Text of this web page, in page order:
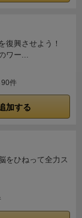
つに変換する、
ごく一部。 ただ、
っていて、温室
ゃがもう！って
が、負けだして
、ちょっとつらい
こともあり、負
トラックを進め
わずにもらうこ
がんがん回すと
とが大事だと思い
復興させよう！
ワー...
90件
加する
をひねって全力ス